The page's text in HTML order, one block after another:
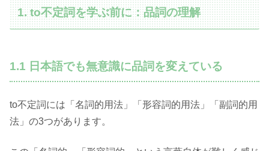
1. to不定詞を学ぶ前に：品詞の理解
1.1 日本語でも無意識に品詞を変えている
to不定詞には「名詞的用法」「形容詞的用法」「副詞的用
法」の3つがあります。